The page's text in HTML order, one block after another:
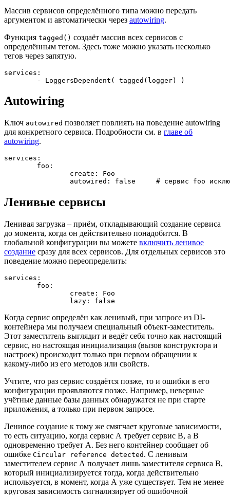
Массив сервисов определённого типа можно передать
аргументом и автоматически через autowiring.
Функция tagged() создаёт массив всех сервисов с
определённым тегом. Здесь тоже можно указать несколько
тегов через запятую.
services:
Autowiring
Ключ autowired позволяет повлиять на поведение autowiring
для конкретного сервиса. Подробности см. в главе об
autowiring.
services:
Ленивые сервисы
Ленивая загрузка – приём, откладывающий создание сервиса
до момента, когда он действительно понадобится. В
глобальной конфигурации вы можете включить ленивое
создание сразу для всех сервисов. Для отдельных сервисов это
поведение можно переопределить:
services:
Когда сервис определён как ленивый, при запросе из DI-
контейнера мы получаем специальный объект-заместитель.
Этот заместитель выглядит и ведёт себя точно как настоящий
сервис, но настоящая инициализация (вызов конструктора и
настроек) происходит только при первом обращении к
какому-либо из его методов или свойств.
Учтите, что раз сервис создаётся позже, то и ошибки в его
конфигурации проявляются позже. Например, неверные
учётные данные базы данных обнаружатся не при старте
приложения, а только при первом запросе.
Ленивое создание к тому же смягчает круговые зависимости,
то есть ситуацию, когда сервис A требует сервис B, а B
одновременно требует A. Без него контейнер сообщает об
ошибке Circular reference detected . С ленивым
заместителем сервис A получает лишь заместителя сервиса B,
который инициализируется тогда, когда действительно
используется, в момент, когда A уже существует. Тем не менее
круговая зависимость сигнализирует об ошибочной